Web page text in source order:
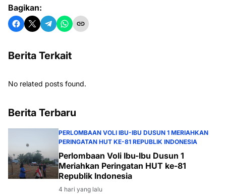
Bagikan:
Berita Terkait
No related posts found.
Berita Terbaru
PERLOMBAAN VOLI IBU-IBU DUSUN 1 MERIAHKAN
PERINGATAN HUT KE-81 REPUBLIK INDONESIA
Perlombaan Voli Ibu-Ibu Dusun 1
Meriahkan Peringatan HUT ke-81
Republik Indonesia
4 hari yang lalu